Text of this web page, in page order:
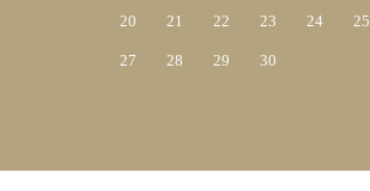
20 21 22 23 24 25
27 28 29 30